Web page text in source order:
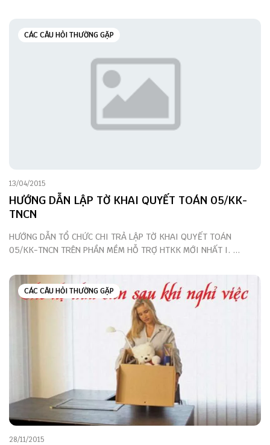
CÁC CÂU HỎI THƯỜNG GẶP
13/04/2015
HƯỚNG DẪN LẬP TỜ KHAI QUYẾT TOÁN 05/KK-
TNCN
HƯỚNG DẪN TỔ CHỨC CHI TRẢ LẬP TỜ KHAI QUYẾT TOÁN
05/KK-TNCN TRÊN PHẦN MỀM HỖ TRỢ HTKK MỚI NHẤT I. ...
CÁC CÂU HỎI THƯỜNG GẶP
28/11/2015